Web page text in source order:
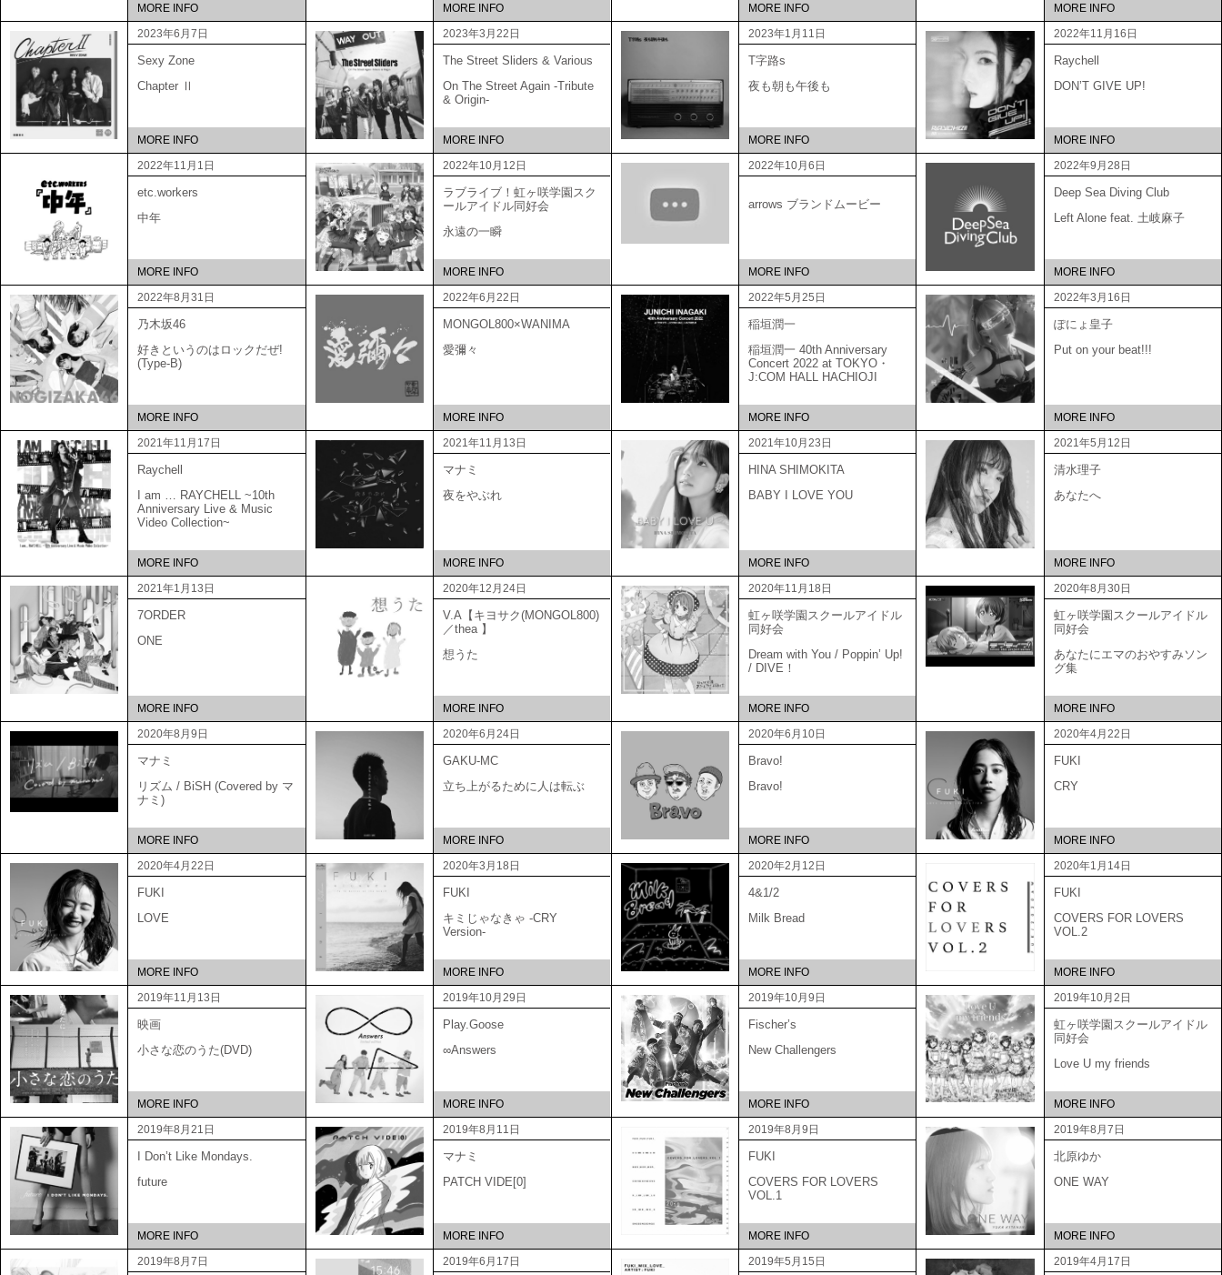
MORE INFO MORE INFO MORE INFO
MORE INFO
2023年6月7日
Sexy Zone
Chapter Ⅱ
MORE INFO
2023年3月22日
The Street Sliders & Various
On The Street Again -Tribute
& Origin-
MORE INFO
2023年1月11日
T字路s
夜も朝も午後も
MORE INFO
2022年11月16日
Raychell
DON’T GIVE UP!
MORE INFO
2022年11月1日
etc.workers
中年
MORE INFO
2022年10月12日
ラブライブ！虹ヶ咲学園スク
ールアイドル同好会
永遠の一瞬
MORE INFO
2022年10月6日
arrows ブランドムービー
MORE INFO
2022年9月28日
Deep Sea Diving Club
Left Alone feat. 土岐麻子
MORE INFO
2022年8月31日
乃木坂46
好きというのはロックだぜ!
(Type-B)
MORE INFO
2022年6月22日
MONGOL800×WANIMA
愛彌々
MORE INFO
2022年5月25日
稲垣潤一
稲垣潤一 40th Anniversary
Concert 2022 at TOKYO・
J:COM HALL HACHIOJI
MORE INFO
2022年3月16日
ぽにょ皇子
Put on your beat!!!
MORE INFO
2021年11月17日
Raychell
I am … RAYCHELL ~10th
Anniversary Live & Music
Video Collection~
MORE INFO
2021年11月13日
マナミ
夜をやぶれ
MORE INFO
2021年10月23日
HINA SHIMOKITA
BABY I LOVE YOU
MORE INFO
2021年5月12日
清水理子
あなたへ
MORE INFO
2021年1月13日
7ORDER
ONE
MORE INFO
2020年12月24日
V.A【キヨサク(MONGOL800)
／thea 】
想うた
MORE INFO
2020年11月18日
虹ヶ咲学園スクールアイドル
同好会
Dream with You / Poppin’ Up!
/ DIVE！
MORE INFO
2020年8月30日
虹ヶ咲学園スクールアイドル
同好会
あなたにエマのおやすみソン
グ集
MORE INFO
2020年8月9日
マナミ
リズム / BiSH (Covered by マ
ナミ)
MORE INFO
2020年6月24日
GAKU-MC
立ち上がるために人は転ぶ
MORE INFO
2020年6月10日
Bravo!
Bravo!
MORE INFO
2020年4月22日
FUKI
CRY
MORE INFO
2020年4月22日
FUKI
LOVE
MORE INFO
2020年3月18日
FUKI
キミじゃなきゃ -CRY
Version-
MORE INFO
2020年2月12日
4&1/2
Milk Bread
MORE INFO
2020年1月14日
FUKI
COVERS FOR LOVERS
VOL.2
MORE INFO
2019年11月13日
映画
小さな恋のうた(DVD)
MORE INFO
2019年10月29日
Play.Goose
∞Answers
MORE INFO
2019年10月9日
Fischer’s
New Challengers
MORE INFO
2019年10月2日
虹ヶ咲学園スクールアイドル
同好会
Love U my friends
MORE INFO
2019年8月21日
I Don’t Like Mondays.
future
MORE INFO
2019年8月11日
マナミ
PATCH VIDE[0]
MORE INFO
2019年8月9日
FUKI
COVERS FOR LOVERS
VOL.1
MORE INFO
2019年8月7日
北原ゆか
ONE WAY
MORE INFO
2019年8月7日
2019年6月17日 2019年5月15日 2019年4月17日